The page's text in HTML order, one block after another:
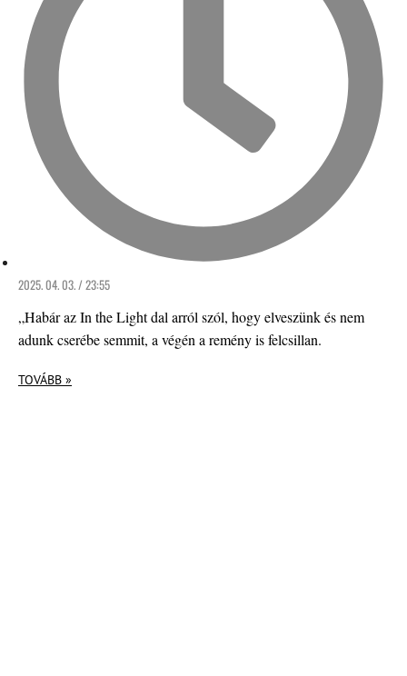
2025. 04. 03. / 23:55
„Habár az In the Light dal arról szól, hogy elveszünk és nem
adunk cserébe semmit, a végén a remény is felcsillan.
TOVÁBB »